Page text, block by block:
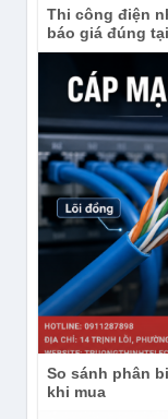
Góc nhìn
đạt khoảng
Thi công điện
báo giá đúng
So sánh phân
khi mua